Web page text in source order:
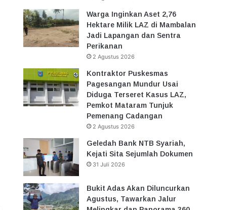
Warga Inginkan Aset 2,76
Hektare Milik LAZ di Mambalan
Jadi Lapangan dan Sentra
Perikanan
2 Agustus 2026
Kontraktor Puskesmas
Pagesangan Mundur Usai
Diduga Terseret Kasus LAZ,
Pemkot Mataram Tunjuk
Pemenang Cadangan
2 Agustus 2026
Geledah Bank NTB Syariah,
Kejati Sita Sejumlah Dokumen
31 Juli 2026
Bukit Adas Akan Diluncurkan
Agustus, Tawarkan Jalur